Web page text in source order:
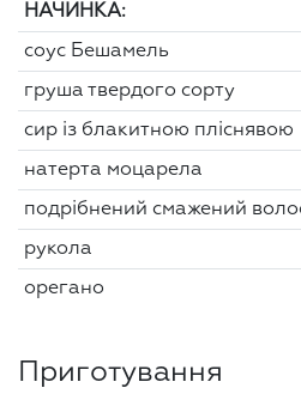
НАЧИНКА:
соус Бешамель
груша твердого сорту
сир із блакитною пліснявою
натерта моцарела
подрібнений смажений
рукола
орегано
Приготування